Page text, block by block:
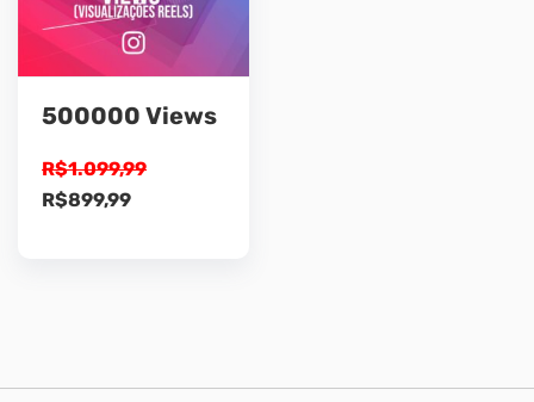
500000 Views
R$1.099,99
O
R$899,99O